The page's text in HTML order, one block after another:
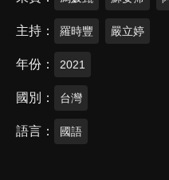
主持 羅時豐 嚴立婷
年份 2021
國別 台灣
語言 國語